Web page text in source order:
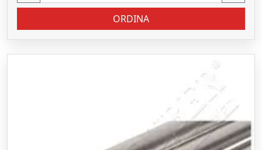
ORDINA